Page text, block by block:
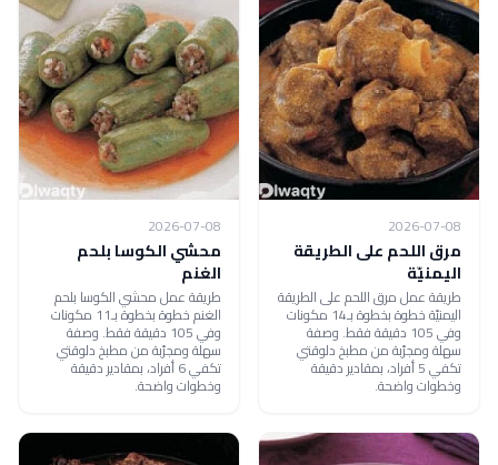
2026-07-08
مرق اللحم على الطريقة
اليمنيّة
طريقة عمل مرق اللحم على الطريقة
اليمنيّة خطوة بخطوة بـ14 مكونات
وفي 105 دقيقة فقط. وصفة
سهلة ومجرّبة من مطبخ دلوقتي
تكفي 5 أفراد، بمقادير دقيقة
وخطوات واضحة.
2026-07-08
محشي الكوسا بلحم
الغنم
طريقة عمل محشي الكوسا بلحم
الغنم خطوة بخطوة بـ11 مكونات
وفي 105 دقيقة فقط. وصفة
سهلة ومجرّبة من مطبخ دلوقتي
تكفي 6 أفراد، بمقادير دقيقة
وخطوات واضحة.